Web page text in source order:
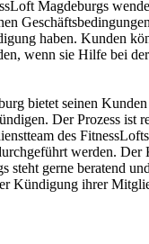
Magdeburgs
haben. Kunden
wenn sie Hilfe bei
bietet seinen
Der Prozess ist
des
werden. Der
steht gerne beratend
Kündigung ihrer